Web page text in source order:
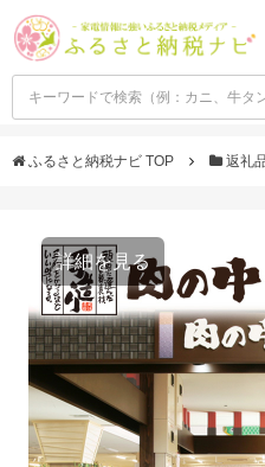
ふるさと納税ナビ TOP 返礼
詳細を見る